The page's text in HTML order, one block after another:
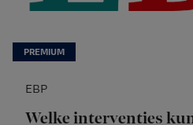
EBP
Welke interventies